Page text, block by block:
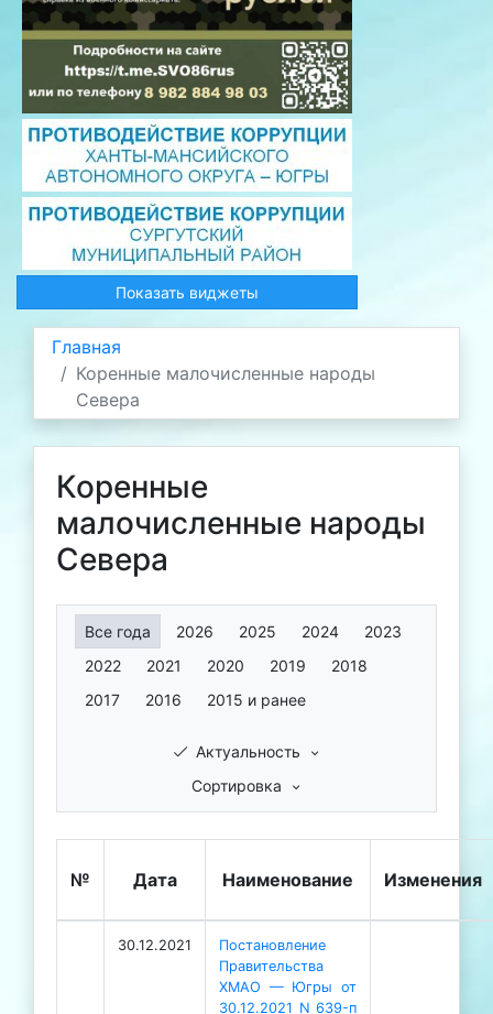
Показать виджеты
Главная
Коренные малочисленные народы
Севера
Коренные
малочисленные народы
Севера
Все года 2026 2025 2024
2023
2022
2021 2020 2019
2018
2017
2016 2015 и ранее
Актуальность
Сортировка
№ Дата Наименование Изменения
30.12.2021
Постановление
Правительства
ХМАО — Югры от
30.12.2021 N 639-п